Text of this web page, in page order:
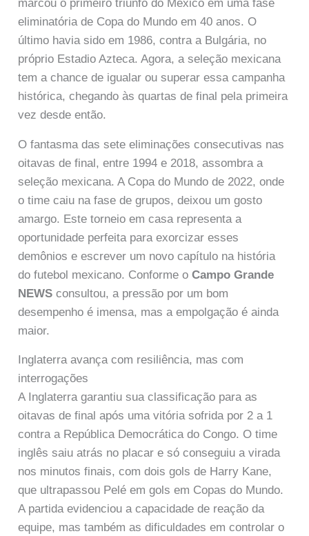
marcou o primeiro triunfo do México em uma fase
eliminatória de Copa do Mundo em 40 anos. O
último havia sido em 1986, contra a Bulgária, no
próprio Estadio Azteca. Agora, a seleção mexicana
tem a chance de igualar ou superar essa campanha
histórica, chegando às quartas de final pela primeira
vez desde então.
O fantasma das sete eliminações consecutivas nas
oitavas de final, entre 1994 e 2018, assombra a
seleção mexicana. A Copa do Mundo de 2022, onde
o time caiu na fase de grupos, deixou um gosto
amargo. Este torneio em casa representa a
oportunidade perfeita para exorcizar esses
demônios e escrever um novo capítulo na história
do futebol mexicano. Conforme oCampo Grande
NEWS consultou, a pressão por um bom
desempenho é imensa, mas a empolgação é ainda
maior.
Inglaterra avança com resiliência, mas com
interrogações
A Inglaterra garantiu sua classificação para as
oitavas de final após uma vitória sofrida por 2 a 1
contra a República Democrática do Congo. O time
inglês saiu atrás no placar e só conseguiu a virada
nos minutos finais, com dois gols de Harry Kane,
que ultrapassou Pelé em gols em Copas do Mundo.
A partida evidenciou a capacidade de reação da
equipe, mas também as dificuldades em controlar o